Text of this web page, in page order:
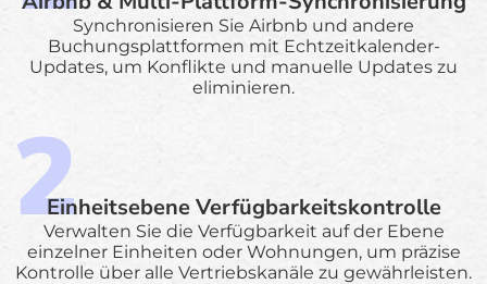
Synchronisieren Sie Airbnb und andere
Buchungsplattformen mit Echtzeitkalender-
Updates, um Konflikte und manuelle Updates zu
eliminieren.
Einheitsebene Verfügbarkeitskontrolle
Verwalten Sie die Verfügbarkeit auf der Ebene
einzelner Einheiten oder Wohnungen, um präzise
Kontrolle über alle Vertriebskanäle zu gewährleisten.